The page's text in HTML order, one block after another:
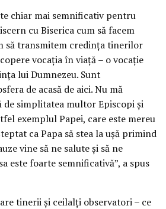
chiar mai semnificativ pentru
cu Biserica cum să facem
să transmitem credința tinerilor
vocația în viață – o vocație
lui Dumnezeu. Sunt
de acasă de aici. Nu mă
de simplitatea multor Episcopi și
exemplul Papei, care este mereu
ca Papa să stea la ușă primind
vine să ne salute și să ne
este foarte semnificativă”, a spus
tinerii și ceilalți observatori – ce